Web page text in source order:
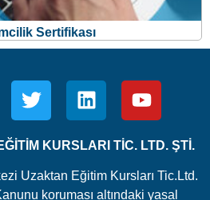
Uzaktan Eğitim Kursları Tic.Ltd.
koruması altındaki yasal
için kullanılmaktadır.
tamamen kullanılamaz.